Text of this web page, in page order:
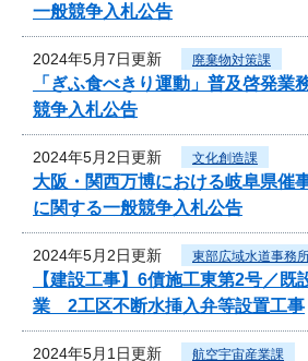
一般競争入札公告
2024年5月7日更新 廃棄物対策課
「ぎふ食べきり運動」普及啓発業
競争入札公告
2024年5月2日更新 文化創造課
大阪・関西万博における岐阜県催
に関する一般競争入札公告
2024年5月2日更新 東部広域水道事務
【建設工事】6債施工東第2号／既
業 2工区不断水挿入弁等設置工事
2024年5月1日更新 航空宇宙産業課